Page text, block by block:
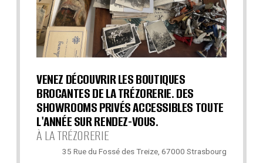
VENEZ DÉCOUVRIR LES BOUTIQUES
BROCANTES DE LA TRÉZORERIE. DES
SHOWROOMS PRIVÉS ACCESSIBLES TOUTE
L'ANNÉE SUR RENDEZ-VOUS.
À LA TRÉZORERIE
35 Rue du Fossé des Treize, 67000 Strasbourg